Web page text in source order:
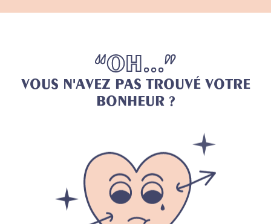
“OH...”
VOUS N'AVEZ PAS TROUVÉ VOTRE
BONHEUR ?